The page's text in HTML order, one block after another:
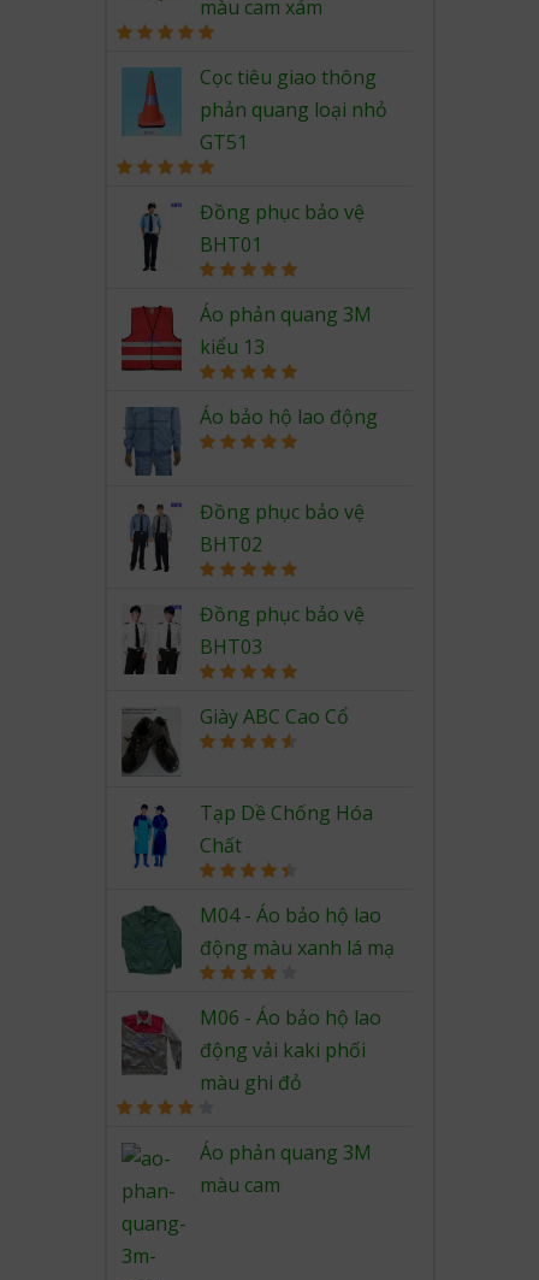
màu cam xám
out of 5
Cọc tiêu giao thông
phản quang loại nhỏ
GT51
out of 5
Đồng phục bảo vệ
BHT01
out of 5
Áo phản quang 3M
kiểu 13
out of 5
Áo bảo hộ lao động
Đồng phục bảo vệ
BHT02
out of 5
Đồng phục bảo vệ
BHT03
out of 5
Giày ABC Cao Cổ
Tạp Dề Chống Hóa
Chất
out of 5
M04 - Áo bảo hộ lao
động màu xanh lá mạ
4.00out
of 5
M06 - Áo bảo hộ lao
động vải kaki phối
màu ghi đỏ
4.00 out
of 5
Áo phản quang 3M
màu cam